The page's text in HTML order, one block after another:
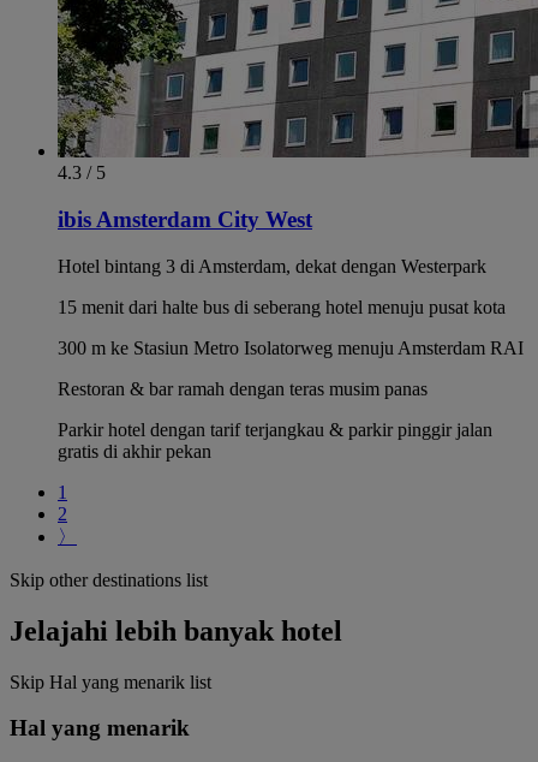
4.3 / 5
ibis Amsterdam City West
Hotel bintang 3 di Amsterdam, dekat dengan Westerpark
15 menit dari halte bus di seberang hotel menuju pusat kota
300 m ke Stasiun Metro Isolatorweg menuju Amsterdam RAI
Restoran & bar ramah dengan teras musim panas
Parkir hotel dengan tarif terjangkau & parkir pinggir jalan
gratis di akhir pekan
1
2
〉
Skip other destinations list
Jelajahi lebih banyak hotel
Skip Hal yang menarik list
Hal yang menarik